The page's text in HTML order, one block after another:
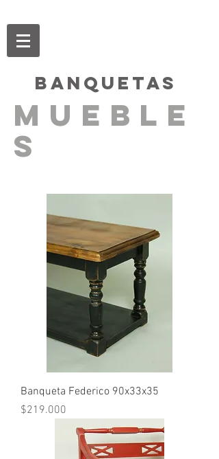
banquetas
MUEBLE
s
Banqueta Federico 90x33x35
Precio
$219.000